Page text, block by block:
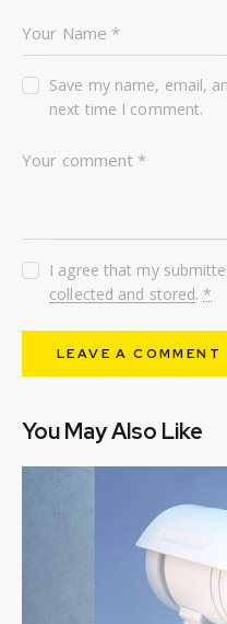
Save my name, email,
next time I comment.
I agree that my
collected and stored. *
You May Also Like